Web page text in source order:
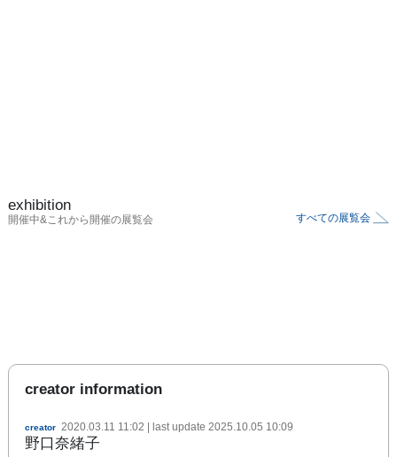
exhibition
開催中&これから開催の展覧会 すべての展覧会
creator information
creator 2020.03.11 11:02 | last update 2025.10.05 10:09
野口奈緒子